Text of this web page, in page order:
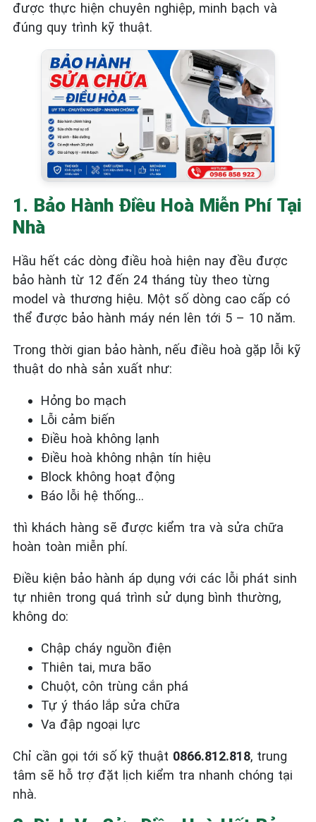
được thực hiện chuyên nghiệp, minh bạch và
đúng quy trình kỹ thuật.
1. Bảo Hành Điều Hoà Miễn Phí Tại
Nhà
Hầu hết các dòng điều hoà hiện nay đều được
bảo hành từ 12 đến 24 tháng tùy theo từng
model và thương hiệu. Một số dòng cao cấp có
thể được bảo hành máy nén lên tới 5 – 10 năm.
Trong thời gian bảo hành, nếu điều hoà gặp lỗi kỹ
thuật do nhà sản xuất như:
Hỏng bo mạch
Lỗi cảm biến
Điều hoà không lạnh
Điều hoà không nhận tín hiệu
Block không hoạt động
Báo lỗi hệ thống…
thì khách hàng sẽ được kiểm tra và sửa chữa
hoàn toàn miễn phí.
Điều kiện bảo hành áp dụng với các lỗi phát sinh
tự nhiên trong quá trình sử dụng bình thường,
không do:
Chập cháy nguồn điện
Thiên tai, mưa bão
Chuột, côn trùng cắn phá
Tự ý tháo lắp sửa chữa
Va đập ngoại lực
Chỉ cần gọi tới số kỹ thuật 0866.812.818, trung
tâm sẽ hỗ trợ đặt lịch kiểm tra nhanh chóng tại
nhà.